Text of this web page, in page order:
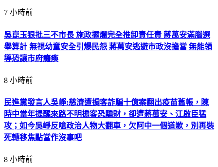
7 小時前
吳崑玉狠批三不市長 施政擺爛完全推卸責任責 蔣萬安滿腦選
舉算計 無視幼童安全引爆民怨 蔣萬安逃避市政沒擔當 無能領
導恐讓市府癱瘓
8 小時前
民進黨發言人吳崢:慈濟遭掮客詐騙十億案翻出疫苗舊帳，陳
時中當年提醒來路不明掮客恐騙財，卻遭蔣萬安、江啟臣猛
攻；如今吳崢反嗆政治人物大翻車，欠阿中一個道歉，別再裝
死轉移焦點當作沒事吧
8 小時前